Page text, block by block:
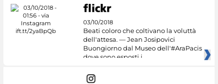
03/10/2018
Beati coloro che coltivano la voluttà
dell'attesa. — Jean Josipovici
Buongiorno dal Museo dell'#AraPacis
dove sono esposti i